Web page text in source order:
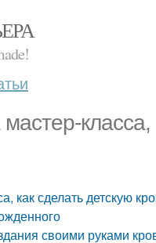
класса,
как сделать детскую
своими руками